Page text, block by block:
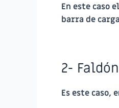
En este caso
barra de
2-
Es este caso,